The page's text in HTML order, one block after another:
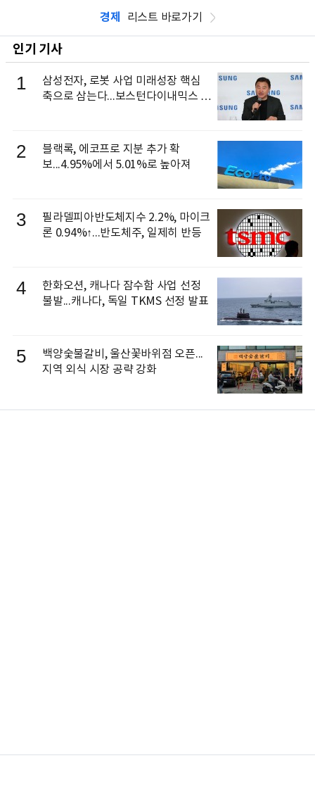
경제 리스트 바로가기
인기 기사
1
삼성전자, 로봇 사업 미래성장 핵심
축으로 삼는다...보스턴다이내믹스 출
2
블랙록, 에코프로 지분 추가 확
보...4.95%에서 5.01%로 높아져
3
필라델피아반도체지수 2.2%, 마이크
론 0.94%↑...반도체주, 일제히 반등
4
한화오션, 캐나다 잠수함 사업 선정
불발...캐나다, 독일 TKMS 선정 발표
5
백양숯불갈비, 울산꽃바위점 오픈...
지역 외식 시장 공략 강화